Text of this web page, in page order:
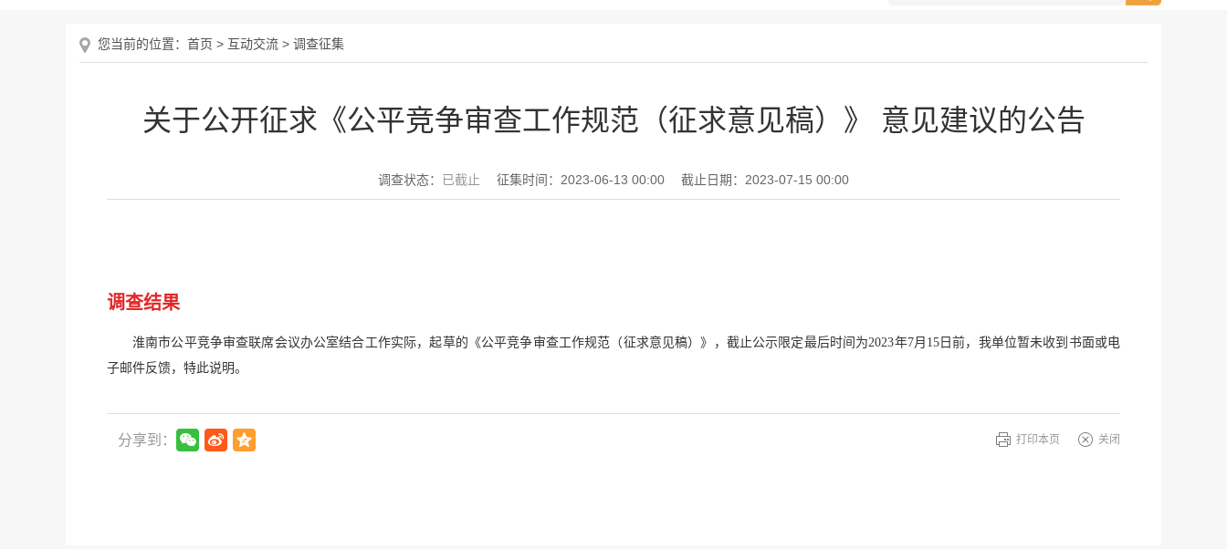
您当前的位置： 首页 > 互动交流 > 调查征集
关于公开征求《公平竞争审查工作规范（征求意见稿）》 意见建议的公告
调查状态： 已截止 征集时间： 2023-06-13 00:00 截止日期： 2023-07-15 00:00
调查结果
淮南市公平竞争审查联席会议办公室结合工作实际，起草的《公平竞争审查工作规范（征求意见稿）》，截止公示限定最后时间为2023年7月15日前，我单位暂未收到书面或电
子邮件反馈，特此说明。
分享到： 打印本页 关闭